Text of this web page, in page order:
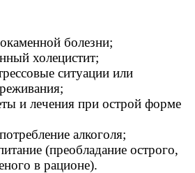
болезни;
холецистит;
ситуации или
и лечения при острой форме
алкоголя;
(преобладание острого,
в рационе).